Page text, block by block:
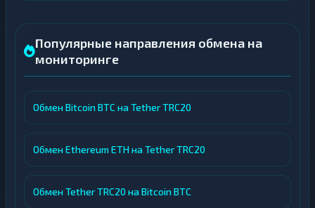
Популярные направления обмена на
мониторинге
Обмен Bitcoin BTC на Tether TRC20
Обмен Ethereum ETH на Tether TRC20
Обмен Tether TRC20 на Bitcoin BTC